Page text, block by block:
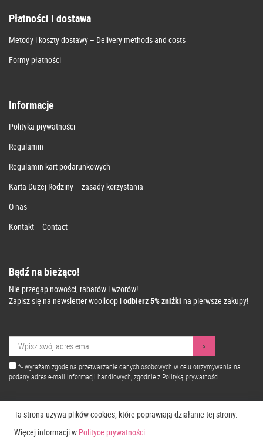
Płatności i dostawa
Metody i koszty dostawy – Delivery methods and costs
Formy płatności
Informacje
Polityka prywatności
Regulamin
Regulamin kart podarunkowych
Karta Dużej Rodziny – zasady korzystania
O nas
Kontakt – Contact
Bądź na bieżąco!
Nie przegap nowości, rabatów i wzorów!
Zapisz się na newsletter woolloop iodbierz 5% zniżki na pierwsze zakupy!
*- wyrażam zgodę na przetwarzanie danych osobowych w celu otrzymywania na
podany adres e-mail informacji handlowych, zgodnie z Polityką prywatności.
Ta strona używa plików cookies, które poprawiają działanie tej strony.
Więcej informacji w Polityce prywatności